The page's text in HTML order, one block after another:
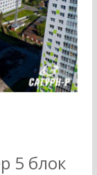
5 блок